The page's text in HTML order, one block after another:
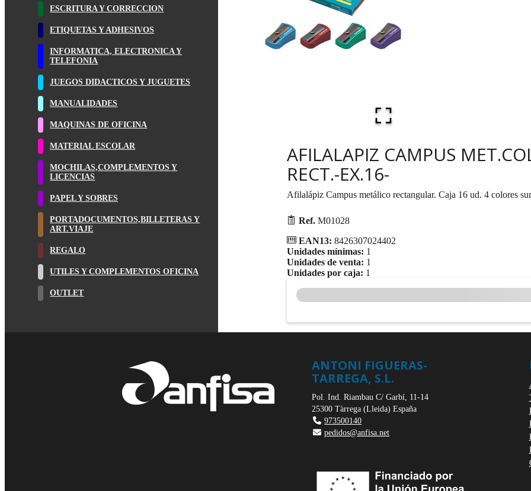
ESCRITURA Y CORRECCION
ETIQUETAS Y ADHESIVOS
INFORMATICA, ELECTRONICA Y
TELEFONIA
JUEGOS DIDACTICOS Y JUGUETES
MANUALIDADES
MAQUINAS DE OFICINA
MATERIAL ESCOLAR
MOCHILAS,COMPLEMENTOS Y
LICENCIAS
PAPEL Y SOBRES
PORTADOCUMENTOS,BILLETERAS Y
ART.VIAJE
REGALO
UTILES Y COMPLEMENTOS OFICINA
OUTLET
AFILALAPIZ CAMPUS
RECT.-EX.16-
Afilalápiz Campus metálico rectangular. Caja 16 ud. 4 colores
Ref. M01028
EAN13: 8426307024402
Unidades mínimas: 1
Unidades de venta: 1
Unidades por caja: 1
ANTONI FIGUERAS-
TARREGA, S.L.
Pol. Ind. Riambau C/ Garbí, 11-14
25300 Tàrrega(Lleida) España
973500140
pedidos@anfisa.net